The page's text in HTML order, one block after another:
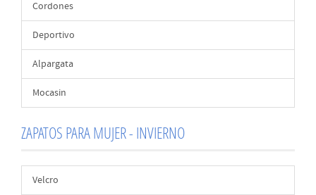
Cordones
Deportivo
Alpargata
Mocasin
ZAPATOS PARA MUJER - INVIERNO
Velcro